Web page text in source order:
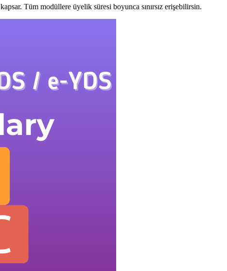
kapsar. Tüm modüllere üyelik süresi boyunca sınırsız erişebilirsin.